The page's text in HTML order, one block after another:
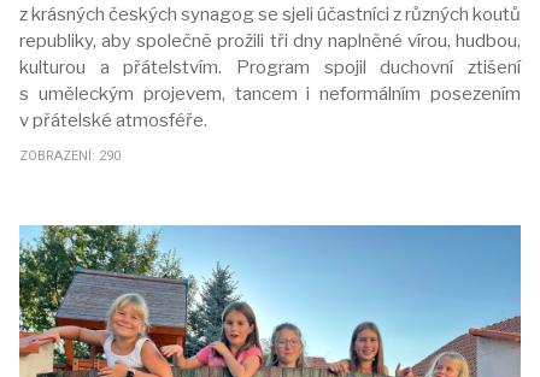
z krásných českých synagog se sjeli účastníci z různých koutů
republiky, aby společně prožili tři dny naplněné vírou, hudbou,
kulturou a přátelstvím. Program spojil duchovní ztišení
s uměleckým projevem, tancem i neformálním posezením
v přátelské atmosféře.
ZOBRAZENÍ: 290